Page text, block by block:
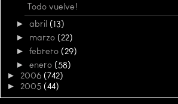
Todo vuelve!
► abril (13)
► marzo (22)
► febrero (29)
► enero (58)
► 2006 (742)
► 2005 (44)